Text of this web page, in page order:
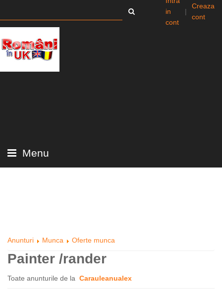
in
cont
|
Creaza
cont
Menu
Anunturi Munca Oferte munca
Painter /rander
Toate anunturile de la Carauleanualex